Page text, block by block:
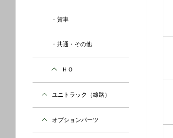
貨車
共通・その他
ＨＯ
ユニトラック（線路）
オプションパーツ